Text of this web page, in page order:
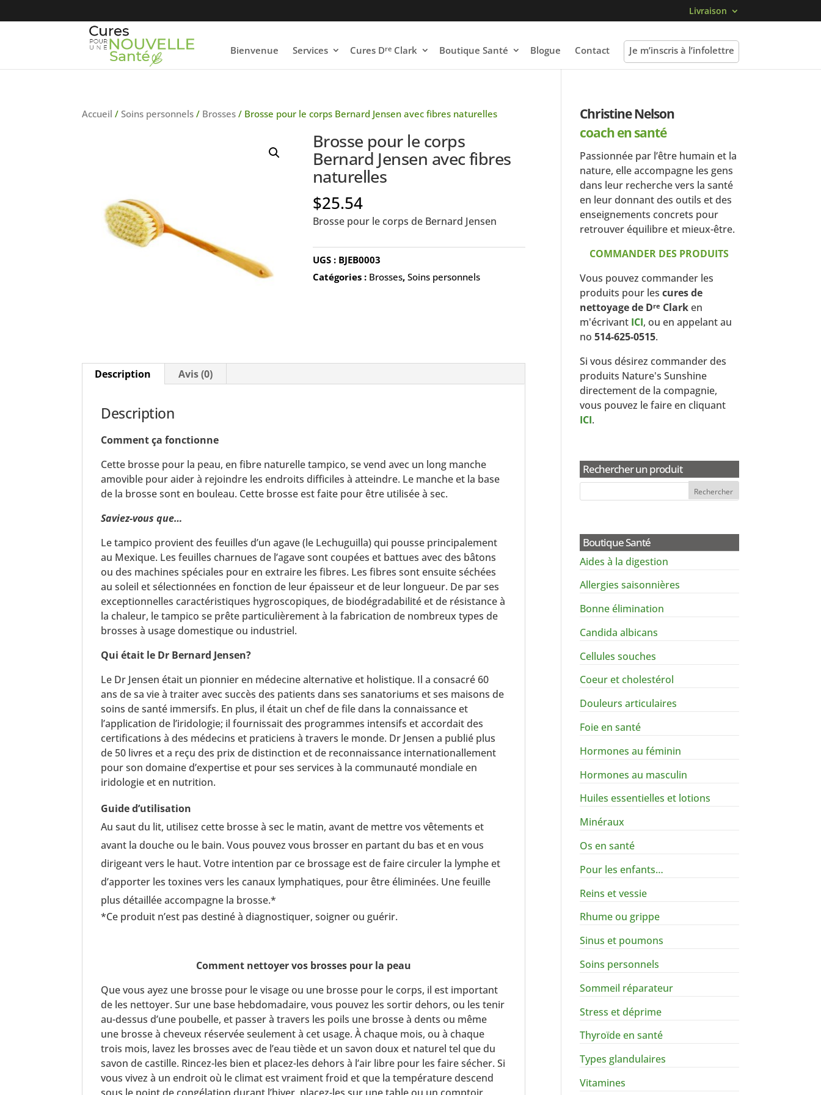
Livraison
Bienvenue Services Cures DreClark Boutique Santé Blogue Contact Je m’inscris à l’infolettre
Accueil /Soins personnels / Brosses / Brosse pour le corps Bernard Jensen avec fibres naturelles
Brosse pour le corps
Bernard Jensen avec fibres
naturelles
$25.54
Brosse pour le corps de Bernard Jensen
UGS : BJEB0003
Catégories : Brosses,Soins personnels
Description Avis (0)
Description
Comment ça fonctionne
Cette brosse pour la peau, en fibre naturelle tampico, se vend avec un long manche
amovible pour aider à rejoindre les endroits difficiles à atteindre. Le manche et la base
de la brosse sont en bouleau. Cette brosse est faite pour être utilisée à sec.
Saviez-vous que…
Le tampico provient des feuilles d’un agave (le Lechuguilla) qui pousse principalement
au Mexique. Les feuilles charnues de l’agave sont coupées et battues avec des bâtons
ou des machines spéciales pour en extraire les fibres. Les fibres sont ensuite séchées
au soleil et sélectionnées en fonction de leur épaisseur et de leur longueur. De par ses
exceptionnelles caractéristiques hygroscopiques, de biodégradabilité et de résistance à
la chaleur, le tampico se prête particulièrement à la fabrication de nombreux types de
brosses à usage domestique ou industriel.
Qui était le Dr Bernard Jensen?
Le Dr Jensen était un pionnier en médecine alternative et holistique. Il a consacré 60
ans de sa vie à traiter avec succès des patients dans ses sanatoriums et ses maisons de
soins de santé immersifs. En plus, il était un chef de file dans la connaissance et
l’application de l’iridologie; il fournissait des programmes intensifs et accordait des
certifications à des médecins et praticiens à travers le monde. Dr Jensen a publié plus
de 50 livres et a reçu des prix de distinction et de reconnaissance internationallement
pour son domaine d’expertise et pour ses services à la communauté mondiale en
iridologie et en nutrition.
Guide d’utilisation
Au saut du lit, utilisez cette brosse à sec le matin, avant de mettre vos vêtements et
avant la douche ou le bain. Vous pouvez vous brosser en partant du bas et en vous
dirigeant vers le haut. Votre intention par ce brossage est de faire circuler la lymphe et
d’apporter les toxines vers les canaux lymphatiques, pour être éliminées. Une feuille
plus détaillée accompagne la brosse.*
*Ce produit n’est pas destiné à diagnostiquer, soigner ou guérir.
Comment nettoyer vos brosses pour la peau
Que vous ayez une brosse pour le visage ou une brosse pour le corps, il est important
de les nettoyer. Sur une base hebdomadaire, vous pouvez les sortir dehors, ou les tenir
au-dessus d’une poubelle, et passer à travers les poils une brosse à dents ou même
une brosse à cheveux réservée seulement à cet usage. À chaque mois, ou à chaque
trois mois, lavez les brosses avec de l’eau tiède et un savon doux et naturel tel que du
savon de castille. Rincez-les bien et placez-les dehors à l’air libre pour les faire sécher. Si
vous vivez à un endroit où le climat est vraiment froid et que la température descend
Christine Nelson
coach en santé
Passionnée par l’être humain et la
nature, elle accompagne les gens
dans leur recherche vers la santé
en leur donnant des outils et des
enseignements concrets pour
retrouver équilibre et mieux-être.
COMMANDER DES PRODUITS
Vous pouvez commander les
produits pour lescures de
nettoyage de Dre Clark en
m'écrivant ICI, ou en appelant au
no514-625-0515.
Si vous désirez commander des
produits Nature's Sunshine
directement de la compagnie,
vous pouvez le faire en cliquant
ICI.
Rechercher un produit
Boutique Santé
Aides à la digestion
Allergies saisonnières
Bonne élimination
Candida albicans
Cellules souches
Coeur et cholestérol
Douleurs articulaires
Foie en santé
Hormones au féminin
Hormones au masculin
Huiles essentielles et lotions
Minéraux
Os en santé
Pour les enfants…
Reins et vessie
Rhume ou grippe
Sinus et poumons
Soins personnels
Sommeil réparateur
Stress et déprime
Thyroïde en santé
Types glandulaires
Vitamines